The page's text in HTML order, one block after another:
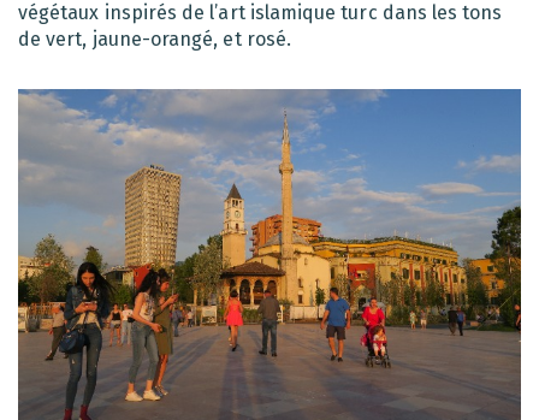
végétaux inspirés de l’art islamique turc dans les tons
de vert, jaune-orangé, et rosé.